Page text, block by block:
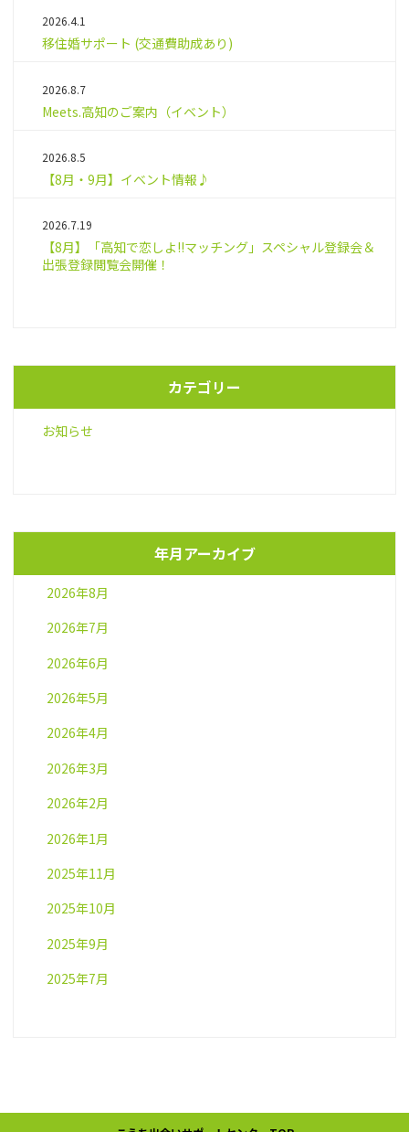
2026.4.1
移住婚サポート (交通費助成あり)
2026.8.7
Meets.高知のご案内（イベント）
2026.8.5
【8月・9月】イベント情報♪
2026.7.19
【8月】「高知で恋しよ!!マッチング」スペシャル登録会＆
出張登録閲覧会開催！
カテゴリー
お知らせ
年月アーカイブ
2026年8月
2026年7月
2026年6月
2026年5月
2026年4月
2026年3月
2026年2月
2026年1月
2025年11月
2025年10月
2025年9月
2025年7月